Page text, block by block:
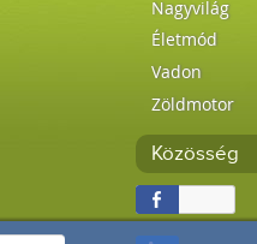
Nagyvilág
Életmód
Vadon
Zöldmotor
Közösség